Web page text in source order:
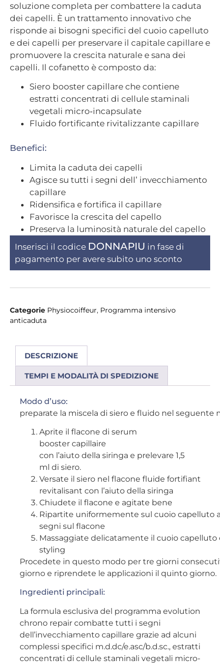
soluzione completa per combattere la caduta
dei capelli. È un trattamento innovativo che
risponde ai bisogni specifici del cuoio capelluto
e dei capelli per preservare il capitale capillare e
promuovere la crescita naturale e sana dei
capelli. Il cofanetto è composto da:
Siero booster capillare che contiene
estratti concentrati di cellule staminali
vegetali micro‐incapsulate
Fluido fortificante rivitalizzante capillare
Benefici:
Limita la caduta dei capelli
Agisce su tutti i segni dell’ invecchiamento
capillare
Ridensifica e fortifica il capillare
Favorisce la crescita del capello
Preserva la luminosità naturale del capello
Inserisci il codice DONNAPIU in fase di
pagamento per avere subito uno sconto
Categorie Physiocoiffeur, Programma intensivo
anticaduta
DESCRIZIONE
TEMPI E MODALITÀ DI SPEDIZIONE
Modo d’uso:
preparate la miscela di siero e fluido nel seguente
Aprite il flacone di serum
booster capillaire
con l’aiuto della siringa e prelevare 1,5
ml di siero.
Versate il siero nel flacone fluide fortifiant
revitalisant con l’aiuto della siringa
Chiudete il flacone e agitate bene
Ripartite uniformemente sul cuoio capelluto
segni sul flacone
Massaggiate delicatamente il cuoio capelluto
styling
Procedete in questo modo per tre giorni
giorno e riprendete le applicazioni il quinto giorno.
Ingredienti principali:
La formula esclusiva del programma evolution
chrono repair combatte tutti i segni
dell’invecchiamento capillare grazie ad alcuni
complessi specifici m.d.dc/e.asc/b.d.sc., estratti
concentrati di cellule staminali vegetali micro-